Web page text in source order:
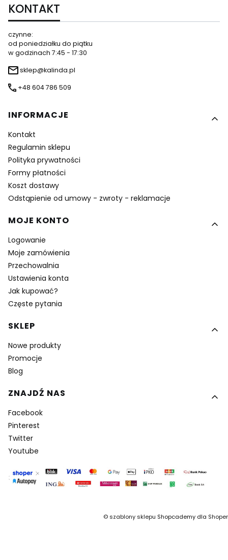
KONTAKT
czynne:
od poniedziałku do piątku
w godzinach 7:45 - 17:30
sklep@kalinda.pl
+48 604 786 509
Linki w stopce
INFORMACJE
Kontakt
Regulamin sklepu
Polityka prywatności
Formy płatności
Koszt dostawy
Odstąpienie od umowy - zwroty - reklamacje
MOJE KONTO
Logowanie
Moje zamówienia
Przechowalnia
Ustawienia konta
Jak kupować?
Częste pytania
SKLEP
Nowe produkty
Promocje
Blog
ZNAJDŹ NAS
Facebook
Pinterest
Twitter
Youtube
©szablony sklepu Shopcademy dla Shoper